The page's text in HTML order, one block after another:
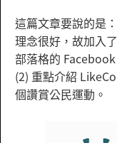
這篇文章要說的是
理念很好，故加入
部落格的
(2) 重點介紹
個讚賞公民運動。